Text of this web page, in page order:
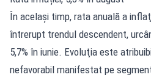
În acelaşi timp, rata anuală a
întrerupt trendul descendent,
5,7% în iunie. Evoluţia este
nefavorabil manifestat pe